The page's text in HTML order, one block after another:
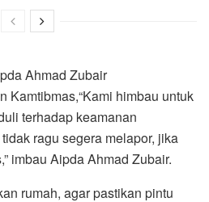
Ahmad Zubair
Kamtibmas,“Kami himbau untuk
terhadap keamanan
ragu segera melapor, jika
imbau Aipda Ahmad Zubair.
rumah, agar pastikan pintu